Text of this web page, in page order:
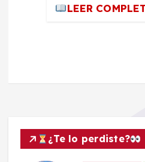
LEER
¿Te lo perdiste?